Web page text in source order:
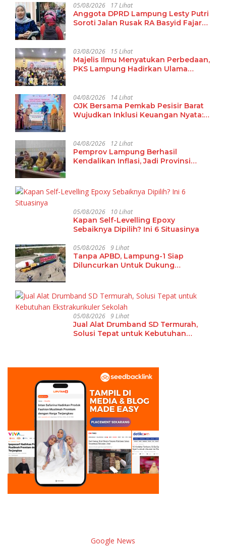
05/08/2026 17 Lihat
Anggota DPRD Lampung Lesty Putri
Soroti Jalan Rusak RA Basyid Fajar
03/08/2026 15 Lihat
Majelis Ilmu Menyatukan Perbedaan,
PKS Lampung Hadirkan Ulama
04/08/2026 14 Lihat
OJK Bersama Pemkab Pesisir Barat
Wujudkan Inklusi Keuangan Nyata:
04/08/2026 12 Lihat
Pemprov Lampung Berhasil
Kendalikan Inflasi, Jadi Provinsi
05/08/2026 10 Lihat
Kapan Self-Levelling Epoxy
Sebaiknya Dipilih? Ini 6 Situasinya
05/08/2026 9 Lihat
Tanpa APBD, Lampung-1 Siap
Diluncurkan Untuk Dukung
05/08/2026 9 Lihat
Jual Alat Drumband SD Termurah,
Solusi Tepat untuk Kebutuhan
Google News